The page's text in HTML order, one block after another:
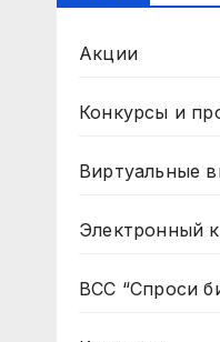
Акции
Конкурсы и
Виртуальные
Электронный
ВСС “Спроси